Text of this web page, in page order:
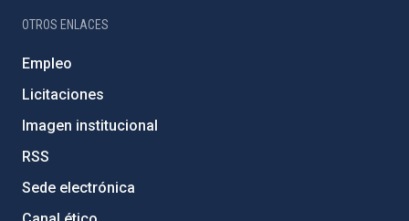
OTROS ENLACES
Empleo
Licitaciones
Imagen institucional
RSS
Sede electrónica